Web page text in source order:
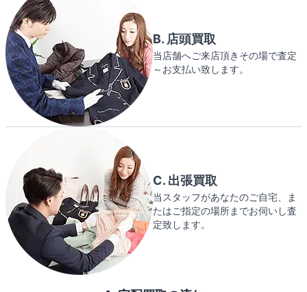
B. 店頭買取
当店舗へご来店頂きその場で査定
～お支払い致します。
C. 出張買取
当スタッフがあなたのご自宅、ま
たはご指定の場所までお伺いし査
定致します。